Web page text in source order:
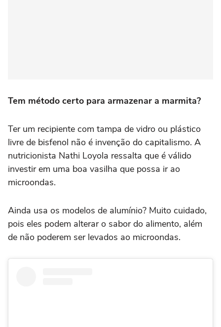
Tem método certo para armazenar a marmita?
Ter um recipiente com tampa de vidro ou plástico
livre de bisfenol não é invenção do capitalismo. A
nutricionista Nathi Loyola ressalta que é válido
investir em uma boa vasilha que possa ir ao
microondas.
Ainda usa os modelos de alumínio? Muito cuidado,
pois eles podem alterar o sabor do alimento, além
de não poderem ser levados ao microondas.